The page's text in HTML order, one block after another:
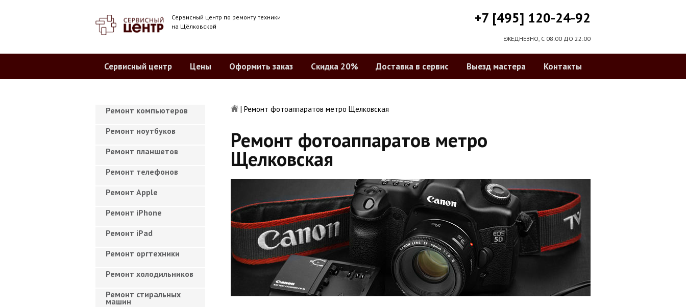
Сервисный центр по ремонту техники
на Щёлковской
+7 [495] 120-24-92
ЕЖЕДНЕВНО, С 08:00 ДО 22:00
Сервисный центр Цены Оформить заказ Скидка 20% Доставка в сервис Выезд мастера Контакты
| Ремонт фотоаппаратов метро Щелковская
Ремонт фотоаппаратов метро
Щелковская
Ремонт компьютеров
Ремонт ноутбуков
Ремонт планшетов
Ремонт телефонов
Ремонт Apple
Ремонт iPhone
Ремонт iPad
Ремонт оргтехники
Ремонт холодильников
Ремонт стиральных
машин